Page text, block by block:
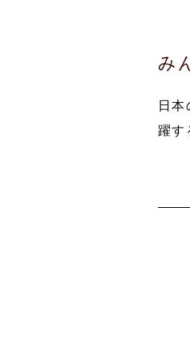
み
日
躍す